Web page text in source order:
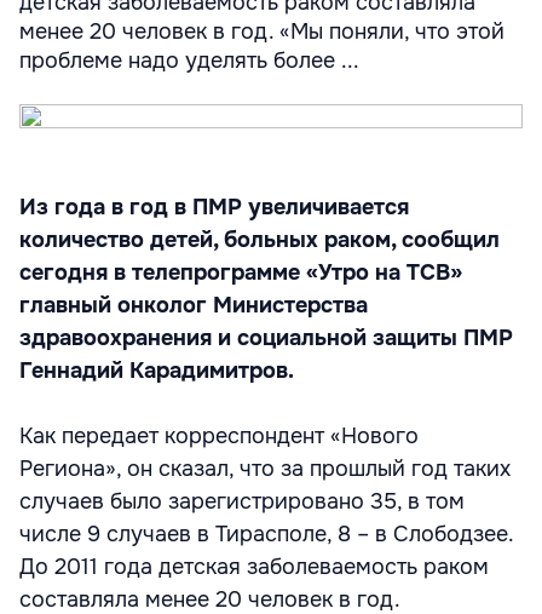
менее 20 человек в год. «Мы поняли, что этой
проблеме надо уделять более ...
Из года в год в ПМР увеличивается
количество детей, больных раком, сообщил
сегодня в телепрограмме «Утро на ТСВ»
главный онколог Министерства
здравоохранения и социальной защиты ПМР
Геннадий Карадимитров.
Как передает корреспондент «Нового
Региона», он сказал, что за прошлый год таких
случаев было зарегистрировано 35, в том
числе 9 случаев в Тирасполе, 8 – в Слободзее.
До 2011 года детская заболеваемость раком
составляла менее 20 человек в год.